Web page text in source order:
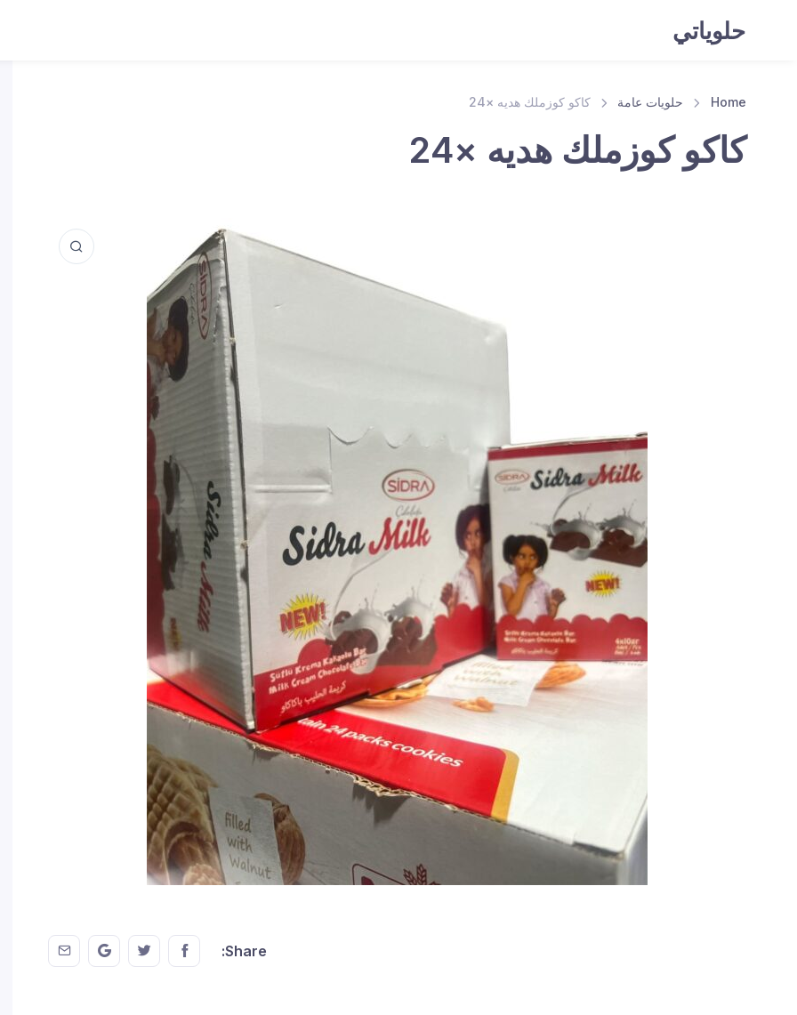
حلوياتي
Home حلويات عامة كاكو كوزملك هديه ×24
كاكو كوزملك هديه ×24
Share:
Share this on FaceBook
Share this on Twitter
on GMail